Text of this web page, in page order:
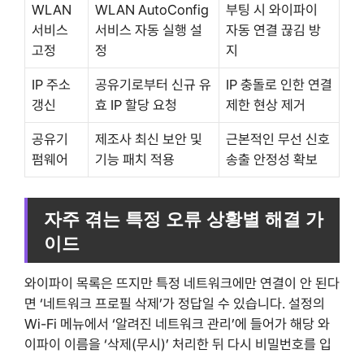
WLAN
서비스
고정
WLAN AutoConfig
서비스 자동 실행 설
정
부팅 시 와이파이
자동 연결 끊김 방
지
IP 주소
갱신
공유기로부터 신규 유
효 IP 할당 요청
IP 충돌로 인한 연결
제한 현상 제거
공유기
펌웨어
제조사 최신 보안 및
기능 패치 적용
근본적인 무선 신호
송출 안정성 확보
자주 겪는 특정 오류 상황별 해결 가
이드
와이파이 목록은 뜨지만 특정 네트워크에만 연결이 안 된다
면 ‘네트워크 프로필 삭제’가 정답일 수 있습니다. 설정의
Wi-Fi 메뉴에서 ‘알려진 네트워크 관리’에 들어가 해당 와
이파이 이름을 ‘삭제(무시)’ 처리한 뒤 다시 비밀번호를 입